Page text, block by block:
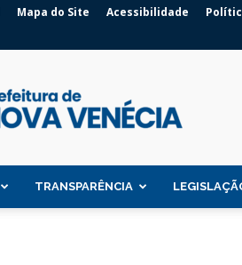
Mapa do Site Acessibilidade
TRANSPARÊNCIA